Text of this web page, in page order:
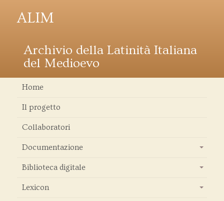
ALIM
Archivio della Latinità Italiana
del Medioevo
Home
Il progetto
Collaboratori
Documentazione
Biblioteca digitale
Lexicon